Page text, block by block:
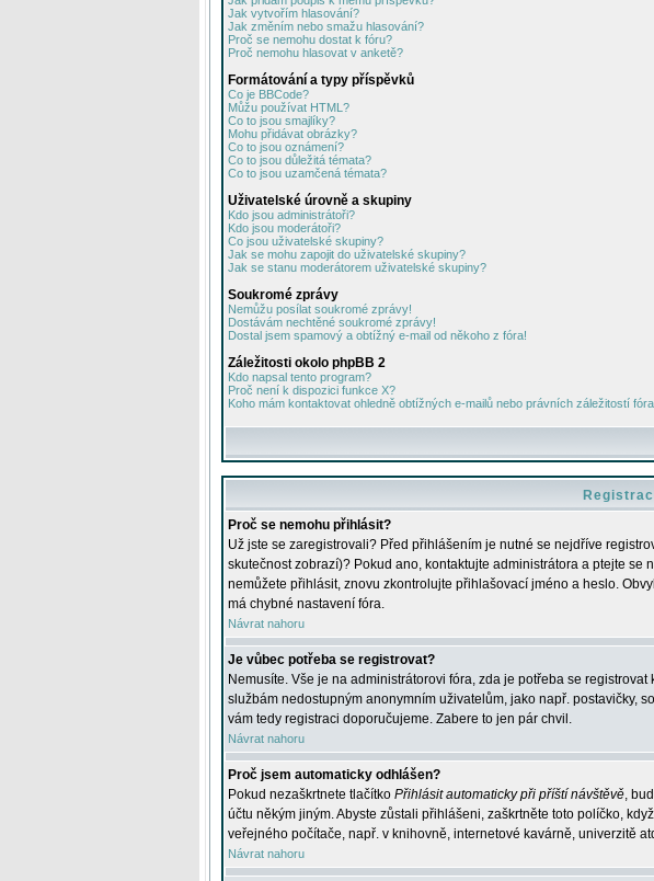
Jak vytvořím hlasování?
Jak změním nebo smažu hlasování?
Proč se nemohu dostat k fóru?
Proč nemohu hlasovat v anketě?
Formátování a typy příspěvků
Co je BBCode?
Můžu používat HTML?
Co to jsou smajlíky?
Mohu přidávat obrázky?
Co to jsou oznámení?
Co to jsou důležitá témata?
Co to jsou uzamčená témata?
Uživatelské úrovně a skupiny
Kdo jsou administrátoři?
Kdo jsou moderátoři?
Co jsou uživatelské skupiny?
Jak se mohu zapojit do uživatelské skupiny?
Jak se stanu moderátorem uživatelské skupiny?
Soukromé zprávy
Nemůžu posílat soukromé zprávy!
Dostávám nechtěné soukromé zprávy!
Dostal jsem spamový a obtížný e-mail od někoho z fóra!
Záležitosti okolo phpBB 2
Kdo napsal tento program?
Proč není k dispozici funkce X?
Koho mám kontaktovat ohledně obtížných e-mailů nebo právních záležitostí
Proč se nemohu přihlásit?
Už jste se zaregistrovali? Před přihlášením je nutné se nejdříve
skutečnost zobrazí)? Pokud ano, kontaktujte administrátora a ptejte
nemůžete přihlásit, znovu zkontrolujte přihlašovací jméno a heslo.
má chybné nastavení fóra.
Návrat nahoru
Je vůbec potřeba se registrovat?
Nemusíte. Vše je na administrátorovi fóra, zda je potřeba se
službám nedostupným anonymním uživatelům, jako např. postavičky,
vám tedy registraci doporučujeme. Zabere to jen pár chvil.
Návrat nahoru
Proč jsem automaticky odhlášen?
Pokud nezaškrtnete tlačítko Přihlásit automaticky při příští návštěvě,
účtu někým jiným. Abyste zůstali přihlášeni, zaškrtněte toto políčko,
veřejného počítače, např. v knihovně, internetové kavárně, univerzitě
Návrat nahoru